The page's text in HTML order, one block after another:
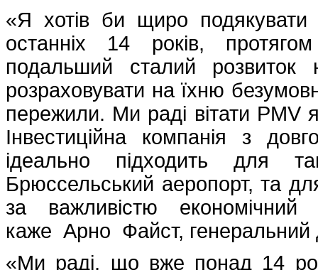
«Я хотів би щиро подякувати
останніх 14 років,
подальший сталий
розраховувати на їхню
пережили. Ми раді вітати PMV
Інвестиційна компанія з
ідеально підходить для
Брюссельський аеропорт, та
за важливістю
каже Арно Файст,
«Ми раді, що вже понад 14